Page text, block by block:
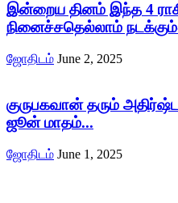
இன்றைய தினம் இந்த 4
நினைச்சதெல்லாம்
ஜோதிடம் June 2, 2025
குருபகவான் தரும்
ஜூன் மாதம்...
ஜோதிடம் June 1, 2025